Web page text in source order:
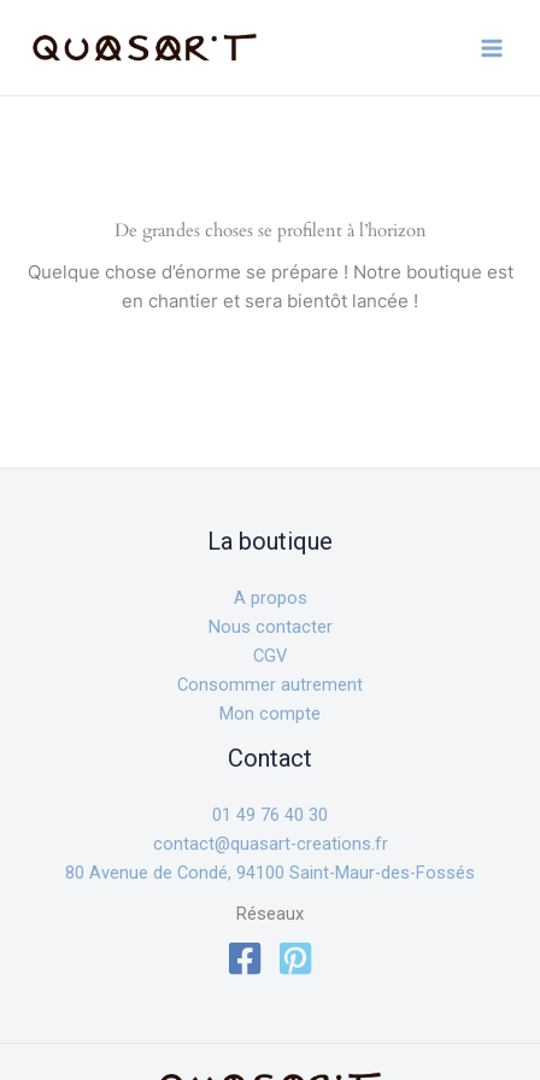
De grandes choses se profilent à l’horizon
Quelque chose d’énorme se prépare ! Notre boutique est
en chantier et sera bientôt lancée !
La boutique
A propos
Nous contacter
CGV
Consommer autrement
Mon compte
Contact
01 49 76 40 30
contact@quasart-creations.fr
80 Avenue de Condé, 94100 Saint-Maur-des-Fossés
Réseaux